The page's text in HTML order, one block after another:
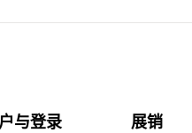
与登录 展销